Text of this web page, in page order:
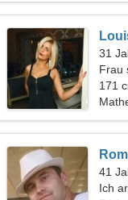
31
Frau
171
41
Ich